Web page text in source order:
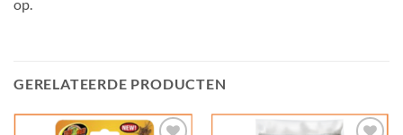
op.
GERELATEERDE PRODUCTEN